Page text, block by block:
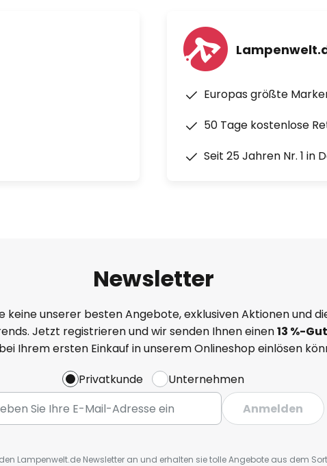
Europas größte
50 Tage kostenlose
Seit 25 Jahren Nr. 1 in
Newsletter
keine unserer besten Angebote, exklusiven Aktionen und
Jetzt registrieren und wir senden Ihnen einen13 %-
Ihrem ersten Einkauf in unserem Onlineshop einlösen
Privatkunde
Unternehmen
Anmelden
Lampenwelt.de Newsletter an und erhalten sie tolle Angebote aus dem